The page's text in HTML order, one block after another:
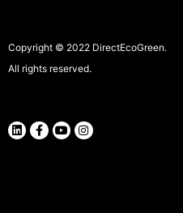
Copyright © 2022 DirectEcoGreen.
All rights reserved.